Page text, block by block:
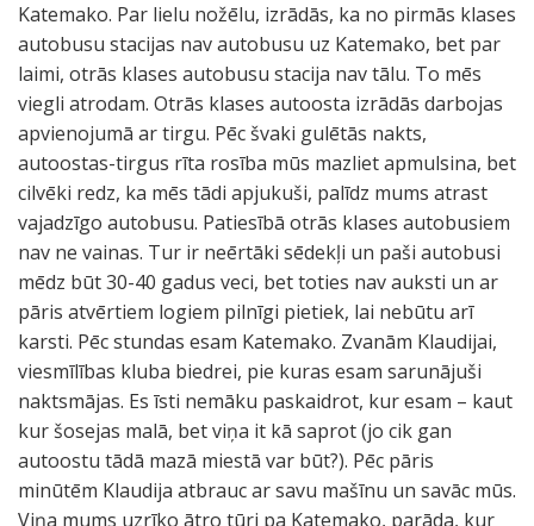
Katemako. Par lielu nožēlu, izrādās, ka no pirmās klases
autobusu stacijas nav autobusu uz Katemako, bet par
laimi, otrās klases autobusu stacija nav tālu. To mēs
viegli atrodam. Otrās klases autoosta izrādās darbojas
apvienojumā ar tirgu. Pēc švaki gulētās nakts,
autoostas-tirgus rīta rosība mūs mazliet apmulsina, bet
cilvēki redz, ka mēs tādi apjukuši, palīdz mums atrast
vajadzīgo autobusu. Patiesībā otrās klases autobusiem
nav ne vainas. Tur ir neērtāki sēdekļi un paši autobusi
mēdz būt 30-40 gadus veci, bet toties nav auksti un ar
pāris atvērtiem logiem pilnīgi pietiek, lai nebūtu arī
karsti. Pēc stundas esam Katemako. Zvanām Klaudijai,
viesmīlības kluba biedrei, pie kuras esam sarunājuši
naktsmājas. Es īsti nemāku paskaidrot, kur esam – kaut
kur šosejas malā, bet viņa it kā saprot (jo cik gan
autoostu tādā mazā miestā var būt?). Pēc pāris
minūtēm Klaudija atbrauc ar savu mašīnu un savāc mūs.
Viņa mums uzrīko ātro tūri pa Katemako, parāda, kur